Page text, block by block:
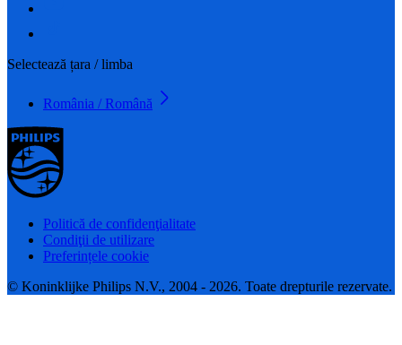
Selectează țara / limba
România / Română
Politică de confidenţialitate
Condiţii de utilizare
Preferințele cookie
© Koninklijke Philips N.V., 2004 - 2026. Toate drepturile rezervate.